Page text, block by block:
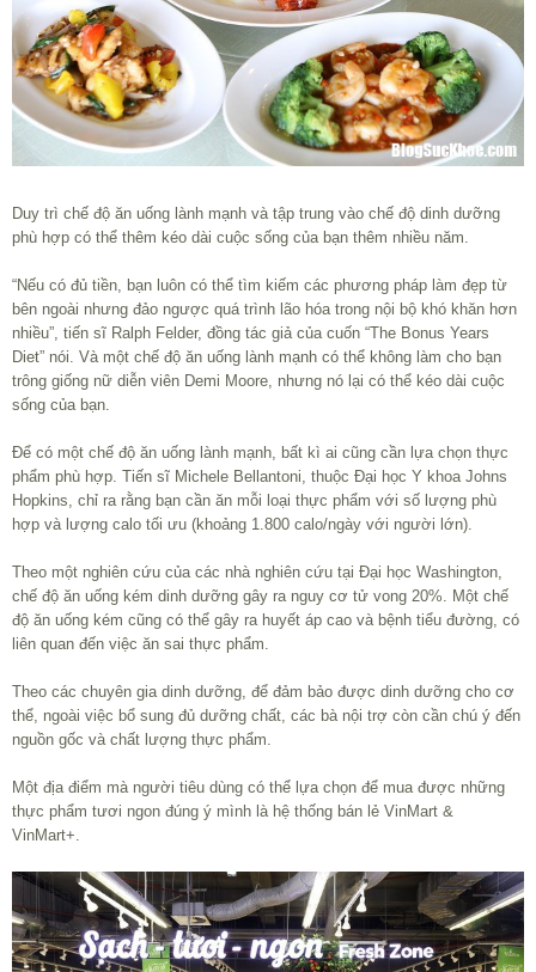
Duy trì chế độ ăn uống lành mạnh và tập trung vào chế độ dinh dưỡng
phù hợp có thể thêm kéo dài cuộc sống của bạn thêm nhiều năm.
“Nếu có đủ tiền, bạn luôn có thể tìm kiếm các phương pháp làm đẹp từ
bên ngoài nhưng đảo ngược quá trình lão hóa trong nội bộ khó khăn hơn
nhiều”, tiến sĩ Ralph Felder, đồng tác giả của cuốn “The Bonus Years
Diet” nói. Và một chế độ ăn uống lành mạnh có thể không làm cho bạn
trông giống nữ diễn viên Demi Moore, nhưng nó lại có thể kéo dài cuộc
sống của bạn.
Để có một chế độ ăn uống lành mạnh, bất kì ai cũng cần lựa chọn thực
phẩm phù hợp. Tiến sĩ Michele Bellantoni, thuộc Đại học Y khoa Johns
Hopkins, chỉ ra rằng bạn cần ăn mỗi loại thực phẩm với số lượng phù
hợp và lượng calo tối ưu (khoảng 1.800 calo/ngày với người lớn).
Theo một nghiên cứu của các nhà nghiên cứu tại Đại học Washington,
chế độ ăn uống kém dinh dưỡng gây ra nguy cơ tử vong 20%. Một chế
độ ăn uống kém cũng có thể gây ra huyết áp cao và bệnh tiểu đường, có
liên quan đến việc ăn sai thực phẩm.
Theo các chuyên gia dinh dưỡng, để đảm bảo được dinh dưỡng cho cơ
thể, ngoài việc bổ sung đủ dưỡng chất, các bà nội trợ còn cần chú ý đến
nguồn gốc và chất lượng thực phẩm.
Một địa điểm mà người tiêu dùng có thể lựa chọn để mua được những
thực phẩm tươi ngon đúng ý mình là hệ thống bán lẻ VinMart &
VinMart+.